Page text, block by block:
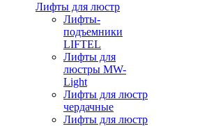
Лифты для люстр
Лифты-
подъемники
LIFTEL
Лифты для
люстры MW-
Light
Лифты для люстр
чердачные
Лифты для люстр